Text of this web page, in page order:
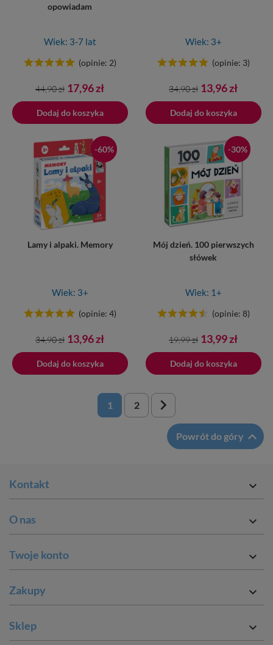
opowiadam
Wiek: 3-7 lat
(opinie: 2)
Cena
podstawowa
44,90 zł Cena
17,96 zł
Dodaj do koszyka
Wiek: 3+
(opinie: 3)
Cena
podstawowa
34,90 zł Cena
13,96 zł
Dodaj do koszyka
Dodano do koszyka
-60%
Lamy i alpaki. Memory
Wiek: 3+
(opinie: 4)
Cena
podstawowa
34,90 zł Cena
13,96 zł
Dodaj do koszyka
-30%
Mój dzień. 100 pierwszych
słówek
Wiek: 1+
(opinie: 8)
Cena
podstawowa
19,99 zł Cena
13,99 zł
Dodaj do koszyka
Dodano do koszyka
1 2 
Powrót do góry 
Kontakt 
O nas 
Twoje konto 
Zakupy 
Sklep 